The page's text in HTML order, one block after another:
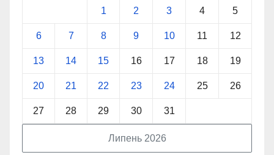
Липень 2026
1 2 3 4 5
6 7 8 9 10 11 12
13 14 15 16 17 18 19
20 21 22 23 24 25 26
27 28 29 30 31